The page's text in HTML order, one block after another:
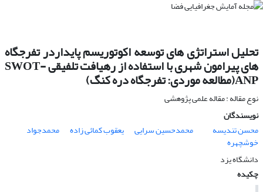
تحلیل استراتژی های توسعه اکوتوریسم پایداردر تفرجگاه
های پیرامون شهری با استفاده از رهیافت تلفیقی SWOT-
ANP(مطالعه موردی: تفرجگاه دره کنگ)
نوع مقاله : مقاله علمی پژوهشی
نویسندگان
محسن تندیسه
محمدحسین سرایی یعقوب کمائی زاده محمدجواد
خوشچهره
دانشگاه یزد
چکیده